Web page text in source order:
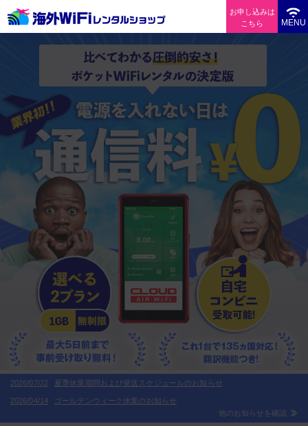
お申し込みは
こちら
MENU
2026/07/22 夏季休業期間および発送スケジュールのお知らせ
2026/04/14
ゴールデンウィーク休業のお知らせ
他のお知らせを確認